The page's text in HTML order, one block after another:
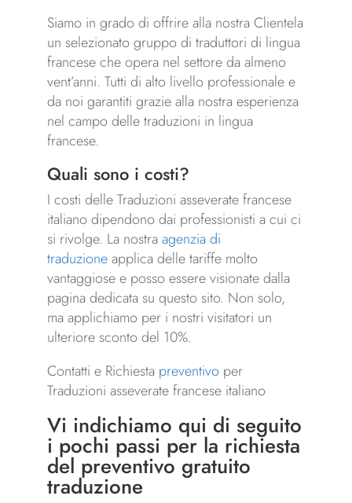
Siamo in grado di offrire alla nostra Clientela
un selezionato gruppo di traduttori di lingua
francese che opera nel settore da almeno
vent’anni. Tutti di alto livello professionale e
da noi garantiti grazie alla nostra esperienza
nel campo delle traduzioni in lingua
francese.
Quali sono i costi?
I costi delle Traduzioni asseverate francese
italiano dipendono dai professionisti a cui ci
si rivolge. La nostraagenzia di
traduzioneapplica delle tariffe molto
vantaggiose e posso essere visionate dalla
pagina dedicata su questo sito. Non solo,
ma applichiamo per i nostri visitatori un
ulteriore sconto del 10%.
Contatti e Richiesta preventivoper
Traduzioni asseverate francese italiano
Vi indichiamo qui di seguito
i pochi passi per la richiesta
del preventivo gratuito
traduzione